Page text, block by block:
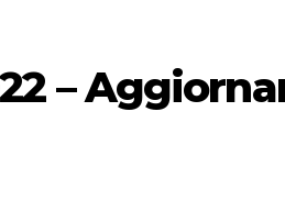
–